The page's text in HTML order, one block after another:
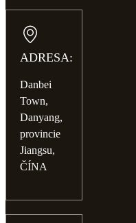
ADRESA:
Danbei
Town,
Danyang,
provincie
Jiangsu,
ČÍNA